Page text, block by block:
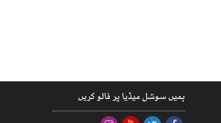
ہمیں سوشل میڈیا پر فالو کریں